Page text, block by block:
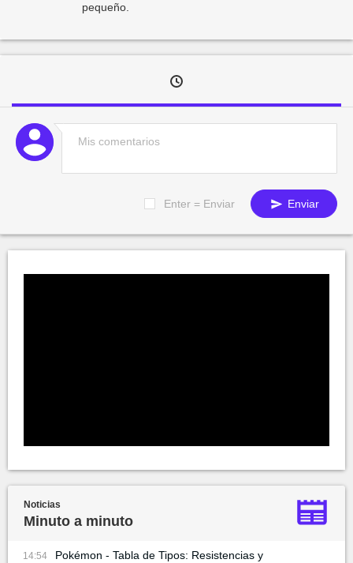
pequeño.
Enter = Enviar Enviar
Noticias
Minuto a minuto
14:54
Pokémon - Tabla de Tipos: Resistencias y